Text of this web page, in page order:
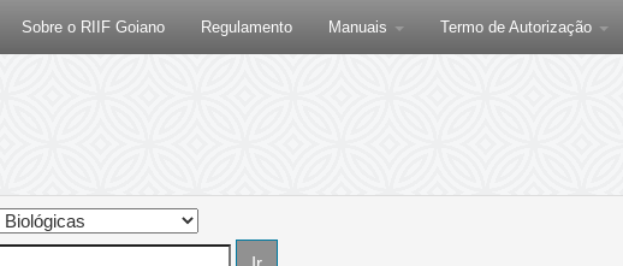
Sobre o RIIF Goiano Regulamento Manuais Termo de Autorização